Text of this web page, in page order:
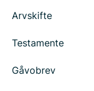
Arvskifte
Testamente
Gåvobrev